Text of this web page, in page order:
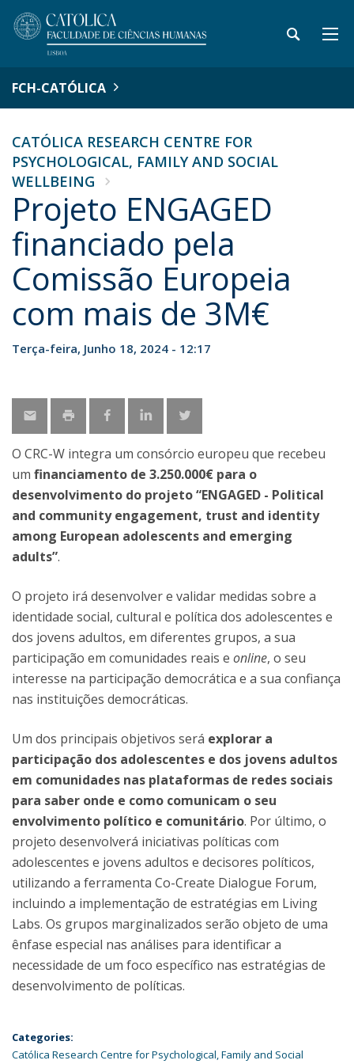
FCH-CATÓLICA
CATÓLICA RESEARCH CENTRE FOR
PSYCHOLOGICAL, FAMILY AND SOCIAL
WELLBEING
Projeto ENGAGED
financiado pela
Comissão Europeia
com mais de 3M€
Terça-feira, Junho 18, 2024 - 12:17
O CRC-W integra um consórcio europeu que recebeu
um financiamento de 3.250.000€ para o
desenvolvimento do projeto “ENGAGED - Political
and community engagement, trust and identity
among European adolescents and emerging
adults”.
O projeto irá desenvolver e validar medidas sobre a
identidade social, cultural e política dos adolescentes e
dos jovens adultos, em diferentes grupos, a sua
participação em comunidades reais e online, o seu
interesse na participação democrática e a sua confiança
nas instituições democráticas.
Um dos principais objetivos será explorar a
participação dos adolescentes e dos jovens adultos
em comunidades nas plataformas de redes sociais
para saber onde e como comunicam o seu
envolvimento político e comunitário. Por último, o
projeto desenvolverá iniciativas políticas com
adolescentes e jovens adultos e decisores políticos,
utilizando a ferramenta Co-Create Dialogue Forum,
incluindo a implementação de estratégias em Living
Labs. Os grupos marginalizados serão objeto de uma
ênfase especial nas análises para identificar a
necessidade de um foco específico nas estratégias de
desenvolvimento de políticas.
Categories:
Católica Research Centre for Psychological, Family and Social